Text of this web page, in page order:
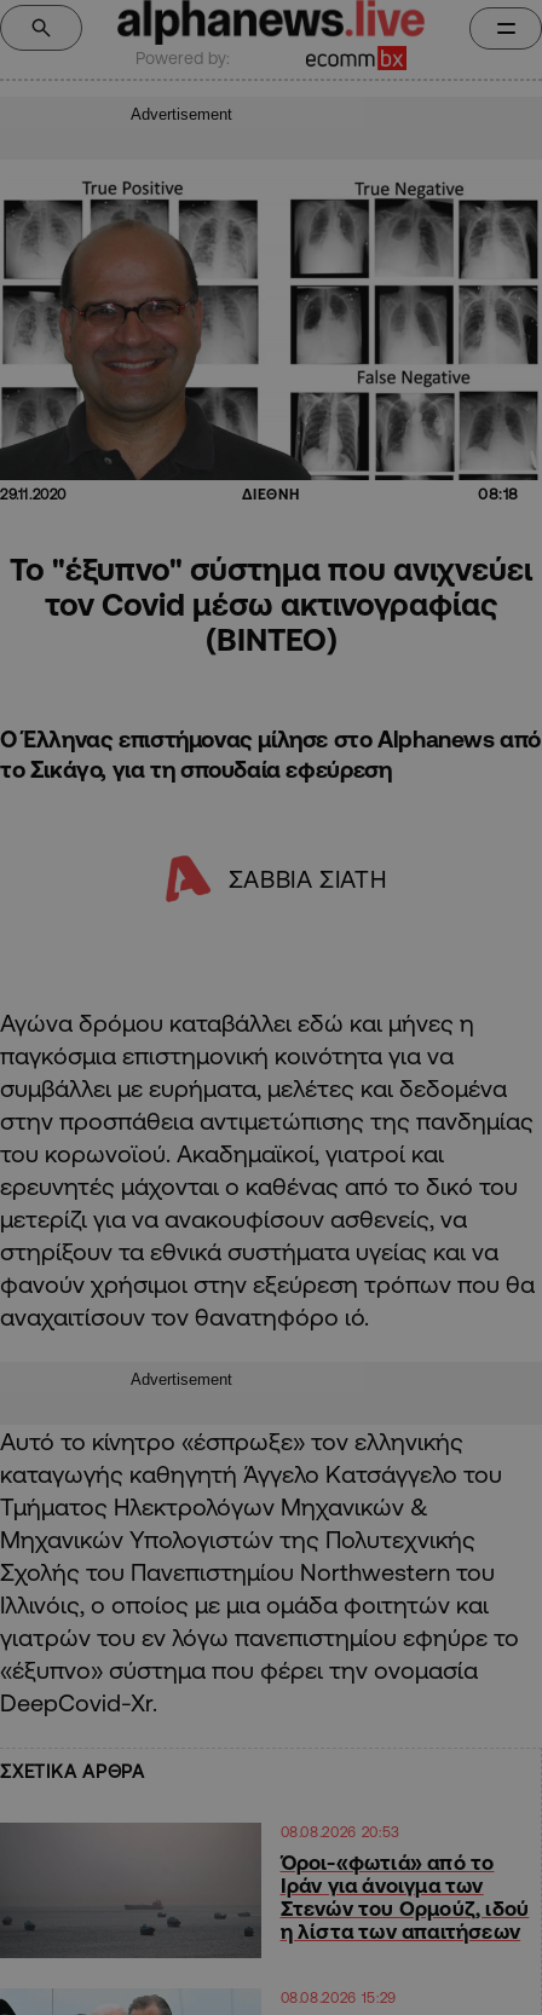
Powered by:
Advertisement
29.11.2020 ΔΙΕΘΝΗ 08:18
Το "έξυπνο" σύστημα που ανιχνεύει
τον Covid μέσω ακτινογραφίας
(ΒΙΝΤΕΟ)
Ο Έλληνας επιστήμονας μίλησε στο Alphanews από
το Σικάγο, για τη σπουδαία εφεύρεση
ΣΑΒΒΙΑ ΣΙΑΤΗ
Αγώνα δρόμου καταβάλλει εδώ και μήνες η
παγκόσμια επιστημονική κοινότητα για να
συμβάλλει με ευρήματα, μελέτες και δεδομένα
στην προσπάθεια αντιμετώπισης της πανδημίας
του κορωνοϊού. Ακαδημαϊκοί, γιατροί και
ερευνητές μάχονται ο καθένας από το δικό του
μετερίζι για να ανακουφίσουν ασθενείς, να
στηρίξουν τα εθνικά συστήματα υγείας και να
φανούν χρήσιμοι στην εξεύρεση τρόπων που θα
αναχαιτίσουν τον θανατηφόρο ιό.
Advertisement
Αυτό το κίνητρο «έσπρωξε» τον ελληνικής
καταγωγής καθηγητή Άγγελο Κατσάγγελο του
Τμήματος Ηλεκτρολόγων Μηχανικών &
Μηχανικών Υπολογιστών της Πολυτεχνικής
Σχολής του Πανεπιστημίου Northwestern του
Ιλλινόις, ο οποίος με μια ομάδα φοιτητών και
γιατρών του εν λόγω πανεπιστημίου εφηύρε το
«έξυπνο» σύστημα που φέρει την ονομασία
DeepCovid-Xr.
ΣΧΕΤΙΚΑ ΑΡΘΡΑ
08.08.2026 20:53
Όροι-«φωτιά» από το
Ιράν για άνοιγμα των
Στενών του Ορμούζ, ιδού
η λίστα των απαιτήσεων
08.08.2026 15:29